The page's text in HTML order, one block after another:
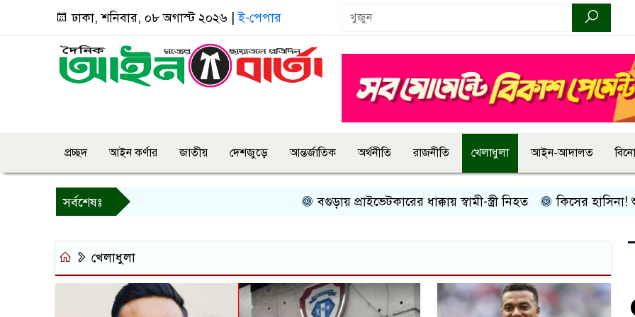
ঢাকা, শনিবার, ০৮ অগাস্ট ২০২৬ |ই-পেপার
প্রচ্ছদ আইন কর্ণার জাতীয় দেশজুড়ে আন্তর্জাতিক অর্থনীতি রাজনীতি খেলাধুলা আইন-আদালত
সর্বশেষঃ বগুড়ায় প্রাইভেটকারের ধাক্কায় স্বামী-স্ত্রী নিহত কিসের হাসিনা! শুধু
খেলাধুলা